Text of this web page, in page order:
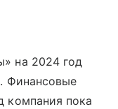
на 2024 год
Финансовые
компания пока